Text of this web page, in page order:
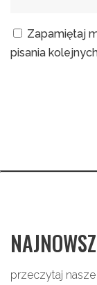
Zapamiętaj
pisania
przeczytaj